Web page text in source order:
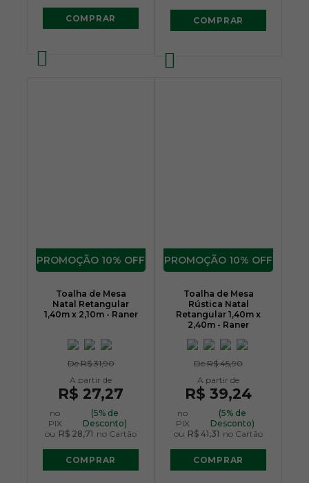
COMPRAR COMPRAR
10% OFF
Toalha de Mesa
Natal Retangular
1,40m x 2,10m - Raner
DeR$ 31,90
R$ 27,27
no
PIX
(5% de
Desconto)
ou R$ 28,71 no Cartão
COMPRAR
10% OFF
Toalha de Mesa
Rústica Natal
Retangular 1,40m x
2,40m - Raner
DeR$ 45,90
R$ 39,24
no
PIX
(5% de
Desconto)
ou R$ 41,31 no Cartão
COMPRAR